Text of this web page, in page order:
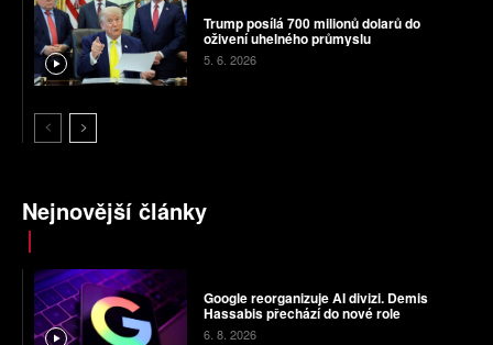
Trump posílá 700 milionů dolarů do
oživení uhelného průmyslu
5. 6. 2026
Nejnovější články
Google reorganizuje AI divizi. Demis
Hassabis přechází do nové role
6. 8. 2026